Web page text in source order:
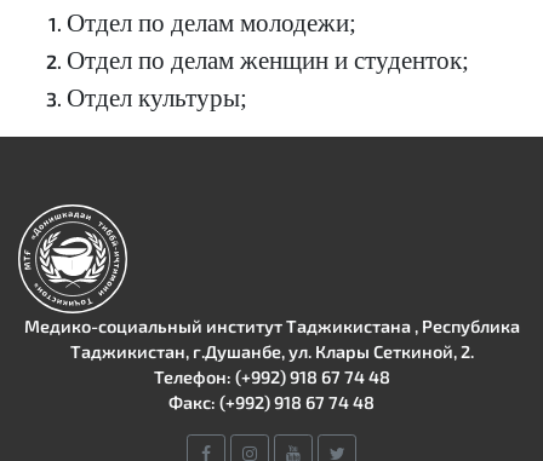
Отдел по делам молодежи;
Отдел по делам женщин и студенток;
Отдел культуры;
Медико-социальный институт Таджикистана , Республика
Таджикистан, г.Душанбе, ул. Клары Сеткиной, 2.
Телефон: (+992) 918 67 74 48
Факс: (+992) 918 67 74 48